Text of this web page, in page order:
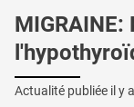
Actualité publiée il y a